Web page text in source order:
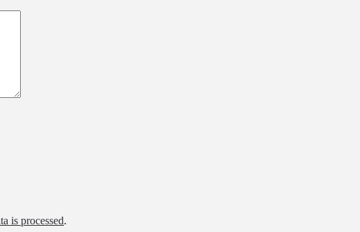
is processed.